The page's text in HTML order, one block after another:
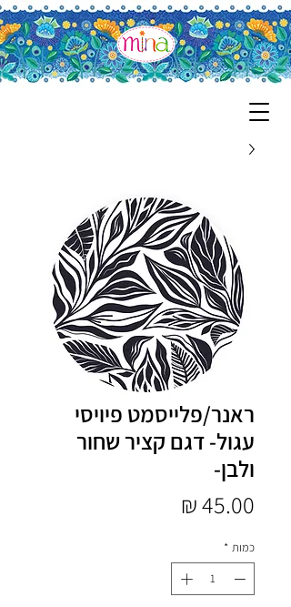
ראנר/פלייסמט פיויסי
עגול- דגם קציר שחור
ולבן-
כמות *